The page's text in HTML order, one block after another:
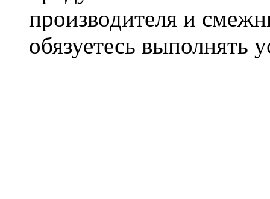
производителя и
обязуетесь выполнять